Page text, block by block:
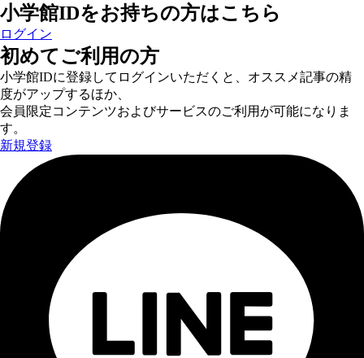
小学館IDをお持ちの方はこちら
ログイン
初めてご利用の方
小学館IDに登録してログインいただくと、オススメ記事の精
度がアップするほか、
会員限定コンテンツおよびサービスのご利用が可能になりま
す。
新規登録